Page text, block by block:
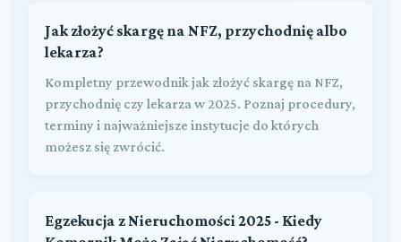
Jak złożyć skargę na NFZ, przychodnię albo
lekarza?
Kompletny przewodnik jak złożyć skargę na NFZ,
przychodnię czy lekarza w 2025. Poznaj procedury,
terminy i najważniejsze instytucje do których
możesz się zwrócić.
Egzekucja z Nieruchomości 2025 - Kiedy